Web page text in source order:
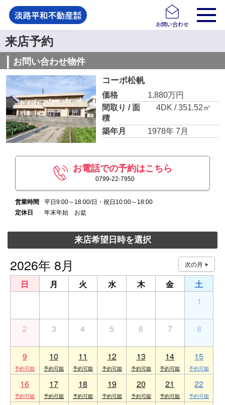
お問い合わせ
来店予約
お問い合わせ物件
コーポ松帆
価格
1,880万円
間取り / 面
積
4DK / 351.52㎡
築年月 1978年 7月
お電話での予約はこちら
0799-22-7950
営業時間
平日9:00～18:00/日・祝日10:00～18:00
定休日
年末年始 お盆
来店希望日時を選択
2026年 8月
日 月 火 水 木 金
土
1
2 3 4 5 6 7 8
9 10 11 12 13 14 15
16 17 18 19 20 21 22